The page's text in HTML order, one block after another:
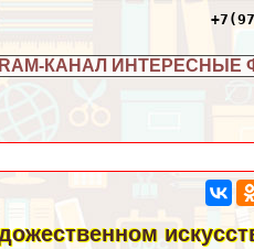
КАНАЛ ИНТЕРЕСНЫЕ